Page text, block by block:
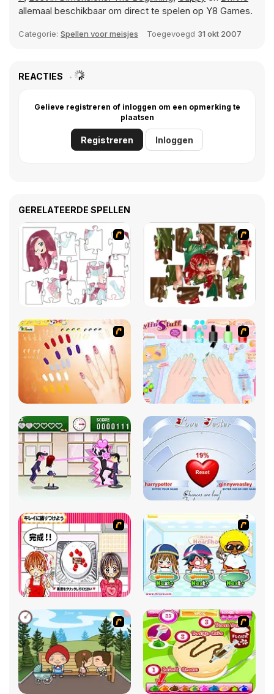
allemaal beschikbaar om direct te spelen op Y8 Games.
Categorie: Spellen voor meisjes Toegevoegd 31 okt 2007
REACTIES
Gelieve registreren of inloggen om een opmerking te
plaatsen
Registreren Inloggen
GERELATEERDE SPELLEN